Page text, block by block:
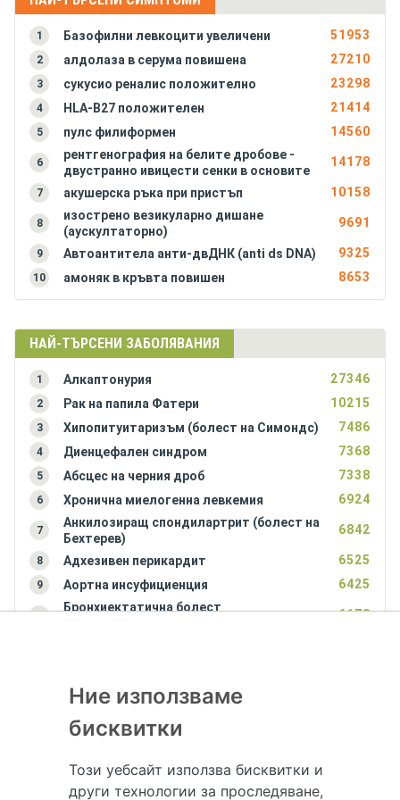
Алкаптонурия
Амилоидоза на бъбреците
Амилоидоза на черния дроб
Анкилозиращ спондилартрит (болест на Бехтерев)
Антракс (белодробна форма)
Антракс (чревна форма)
Антракс на кожата (синя пъпка, сибирска язва)
Аортна инсуфициенция
Аортна стеноза
Апластична анемия (костномозъчна хипоплазия)
1 Базофилни левкоцити увеличени 51953
2 алдолаза в серума повишена 27210
3 сукусио реналис положително 23298
4 HLA-B27 положителен 21414
5 пулс филиформен 14560
6
рентгенография на белите дробове -
двустранно ивицести сенки в основите
14178
7 акушерска ръка при пристъп 10158
8
изострено везикуларно дишане
(аускултаторно)
9691
9 Автоантитела анти-двДНК (anti ds DNA) 9325
10 амоняк в кръвта повишен 8653
НАЙ-ТЪРСЕНИ ЗАБОЛЯВАНИЯ
1 Алкаптонурия 27346
2 Рак на папила Фатери 10215
3 Хипопитуитаризъм (болест на Симондс) 7486
4 Диенцефален синдром 7368
5 Абсцес на черния дроб 7338
6 Хронична миелогенна левкемия 6924
7
Анкилозиращ спондилартрит (болест на
Бехтерев)
6842
8 Адхезивен перикардит 6525
9 Аортна инсуфициенция 6425
10
Бронхиектатична болест
6178
Hapche.bg НЕ е медицински, зравен или сроден специалист и НЕ дава
медицински консултации и здравни съвети. Hapche.bg НЕ се явява
Ние използваме
бисквитки
Този уебсайт използва бисквитки и
други технологии за проследяване,